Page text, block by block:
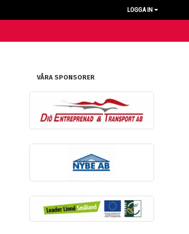
LOGGA IN
VÅRA SPONSORER